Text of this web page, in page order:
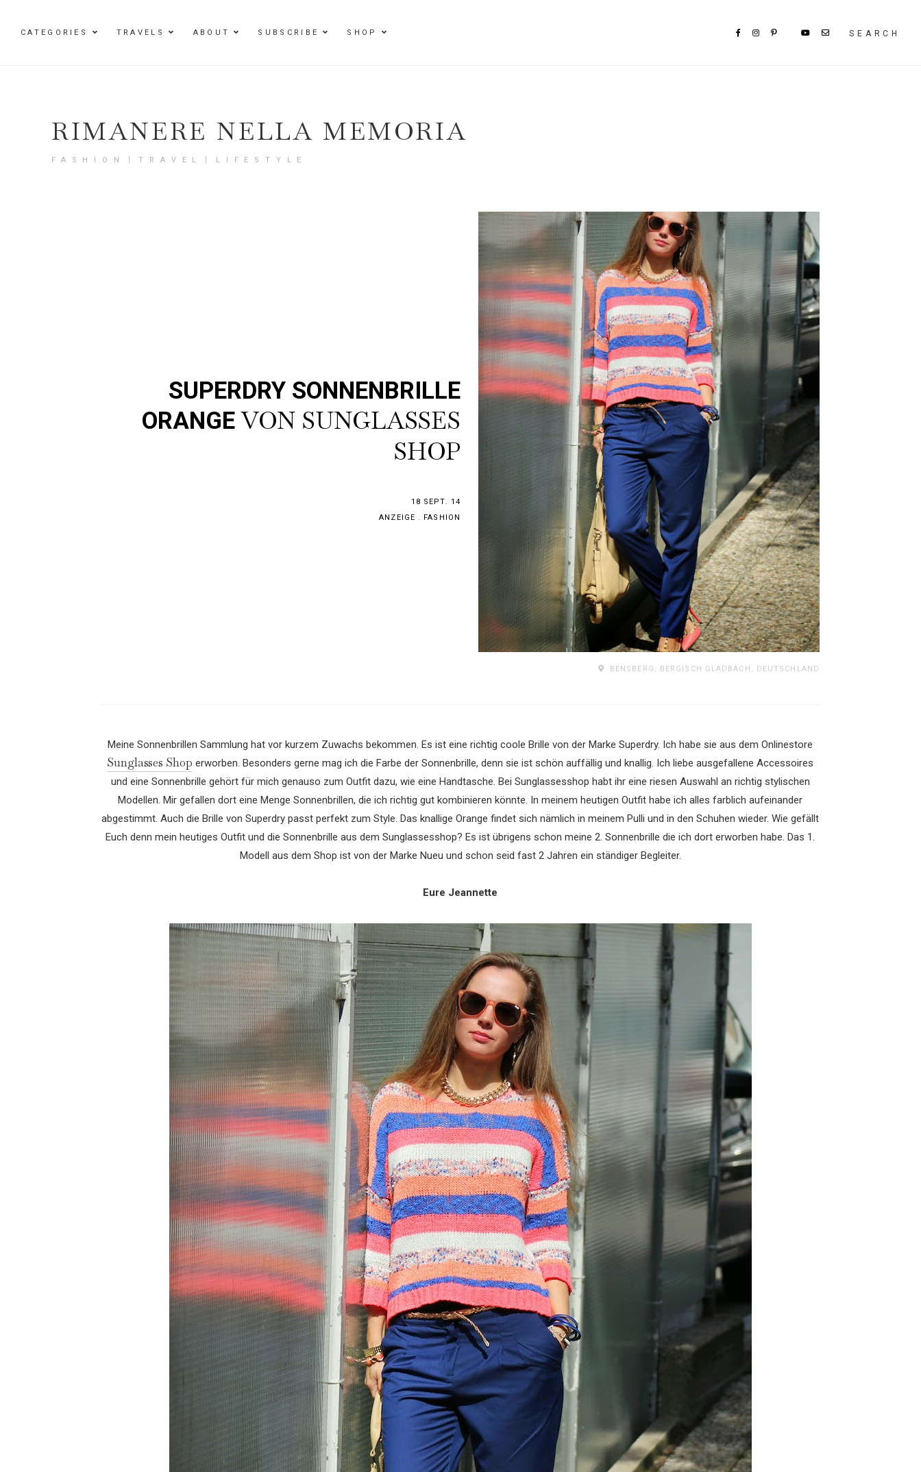
CATEGORIES TRAVELS ABOUT SUBSCRIBE SHOP SEARCH
RIMANERE NELLA MEMORIA
FASHION〡TRAVEL〡LIFESTYLE
SUPERDRY SONNENBRILLE
ORANGEVON SUNGLASSES
SHOP
18 SEPT. 14
ANZEIGE . FASHION
BENSBERG, BERGISCH GLADBACH, DEUTSCHLAND
Meine Sonnenbrillen Sammlung hat vor kurzem Zuwachs bekommen. Es ist eine richtig coole Brille von der Marke Superdry. Ich habe sie aus dem Onlinestore
Sunglasses Shop erworben. Besonders gerne mag ich die Farbe der Sonnenbrille, denn sie ist schön auffällig und knallig. Ich liebe ausgefallene Accessoires
und eine Sonnenbrille gehört für mich genauso zum Outfit dazu, wie eine Handtasche. Bei Sunglassesshop habt ihr eine riesen Auswahl an richtig stylischen
Modellen. Mir gefallen dort eine Menge Sonnenbrillen, die ich richtig gut kombinieren könnte. In meinem heutigen Outfit habe ich alles farblich aufeinander
abgestimmt. Auch die Brille von Superdry passt perfekt zum Style. Das knallige Orange findet sich nämlich in meinem Pulli und in den Schuhen wieder. Wie gefällt
Euch denn mein heutiges Outfit und die Sonnenbrille aus dem Sunglassesshop? Es ist übrigens schon meine 2. Sonnenbrille die ich dort erworben habe. Das 1.
Modell aus dem Shop ist von der Marke Nueu und schon seid fast 2 Jahren ein ständiger Begleiter.
Eure Jeannette